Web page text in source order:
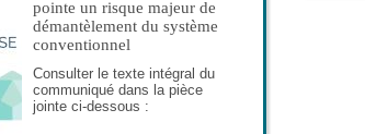
pointe un risque majeur de
démantèlement du système
conventionnel
Consulter le texte intégral du
communiqué dans la pièce
jointe ci-dessous :